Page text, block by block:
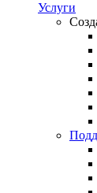
Услуги